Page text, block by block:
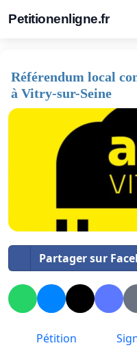
Petitionenligne.fr
Référendum local
à Vitry-sur-Seine
Partager sur
Pétition